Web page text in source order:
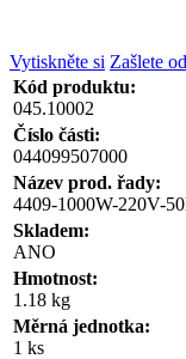
Vytiskněte si Zašlete
Kód produktu:
045.10002
Číslo části:
044099507000
Název prod. řady:
4409-1000W-220V-
Skladem:
ANO
Hmotnost:
1.18 kg
Měrná jednotka:
1 ks